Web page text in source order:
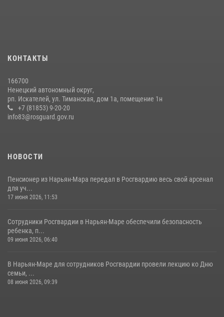
КОНТАКТЫ
166700
Ненецкий автономный округ,
рп. Искателей, ул. Тиманская, дом 1а, помещение 1н
+7 (81853) 9-20-20
info83@rosguard.gov.ru
НОВОСТИ
Пенсионер из Нарьян-Мара передал в Росгвардию весь свой арсенал
для уч...
17 июня 2026, 11:53
Сотрудники Росгвардии в Нарьян-Маре обеспечили безопасность
ребенка, п...
09 июня 2026, 06:40
В Нарьян-Маре для сотрудников Росгвардии провели лекцию ко Дню
семьи, ...
08 июня 2026, 09:39